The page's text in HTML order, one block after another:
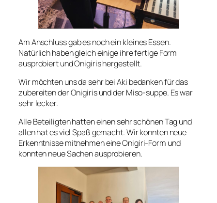
Am Anschluss gab es noch ein kleines Essen.
Natürlich haben gleich einige ihre fertige Form
ausprobiert und Onigiris hergestellt.
Wir möchten uns da sehr bei Aki bedanken für das
zubereiten der Onigiris und der Miso-suppe. Es war
sehr lecker.
Alle Beteiligten hatten einen sehr schönen Tag und
allen hat es viel Spaß gemacht. Wir konnten neue
Erkenntnisse mitnehmen eine Onigiri-Form und
konnten neue Sachen ausprobieren.